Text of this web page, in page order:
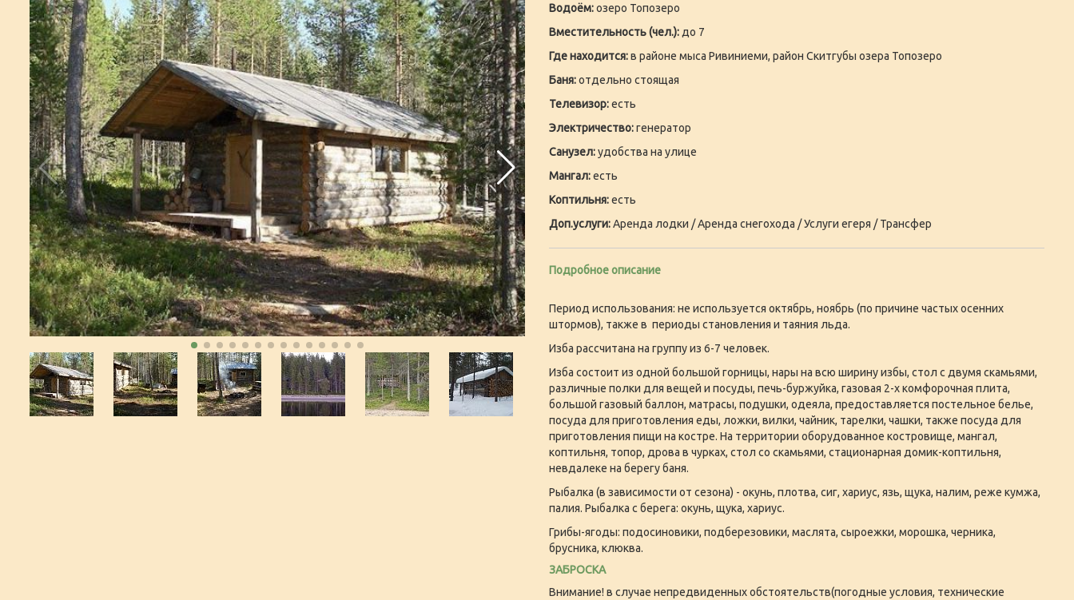
Водоём:озеро Топозеро
Вместительность (чел.): до 7
Где находится:в районе мыса Ривиниеми, район Скитгубы озера Топозеро
Баня:отдельно стоящая
Телевизор:есть
Электричество:генератор
Санузел:удобства на улице
Мангал:есть
Коптильня:есть
Доп.услуги:Аренда лодки / Аренда снегохода / Услуги егеря / Трансфер
Подробное описание
Период использования: не используется октябрь, ноябрь (по причине частых осенних
штормов), также в периоды становления и таяния льда.
Изба рассчитана на группу из 6-7 человек.
Изба состоит из одной большой горницы, нары на всю ширину избы, стол с двумя скамьями,
различные полки для вещей и посуды, печь-буржуйка, газовая 2-х комфорочная плита,
большой газовый баллон, матрасы, подушки, одеяла, предоставляется постельное белье,
посуда для приготовления еды, ложки, вилки, чайник, тарелки, чашки, также посуда для
приготовления пищи на костре. На территории оборудованное костровище, мангал,
коптильня, топор, дрова в чурках, стол со скамьями, стационарная домик-коптильня,
невдалеке на берегу баня.
Рыбалка (в зависимости от сезона) - окунь, плотва, сиг, хариус, язь, щука, налим, реже кумжа,
палия. Рыбалка с берега: окунь, щука, хариус.
Грибы-ягоды: подосиновики, подберезовики, маслята, сыроежки, морошка, черника,
брусника, клюква.
ЗАБРОСКА
Внимание! в случае непредвиденных обстоятельств(погодные условия, технические